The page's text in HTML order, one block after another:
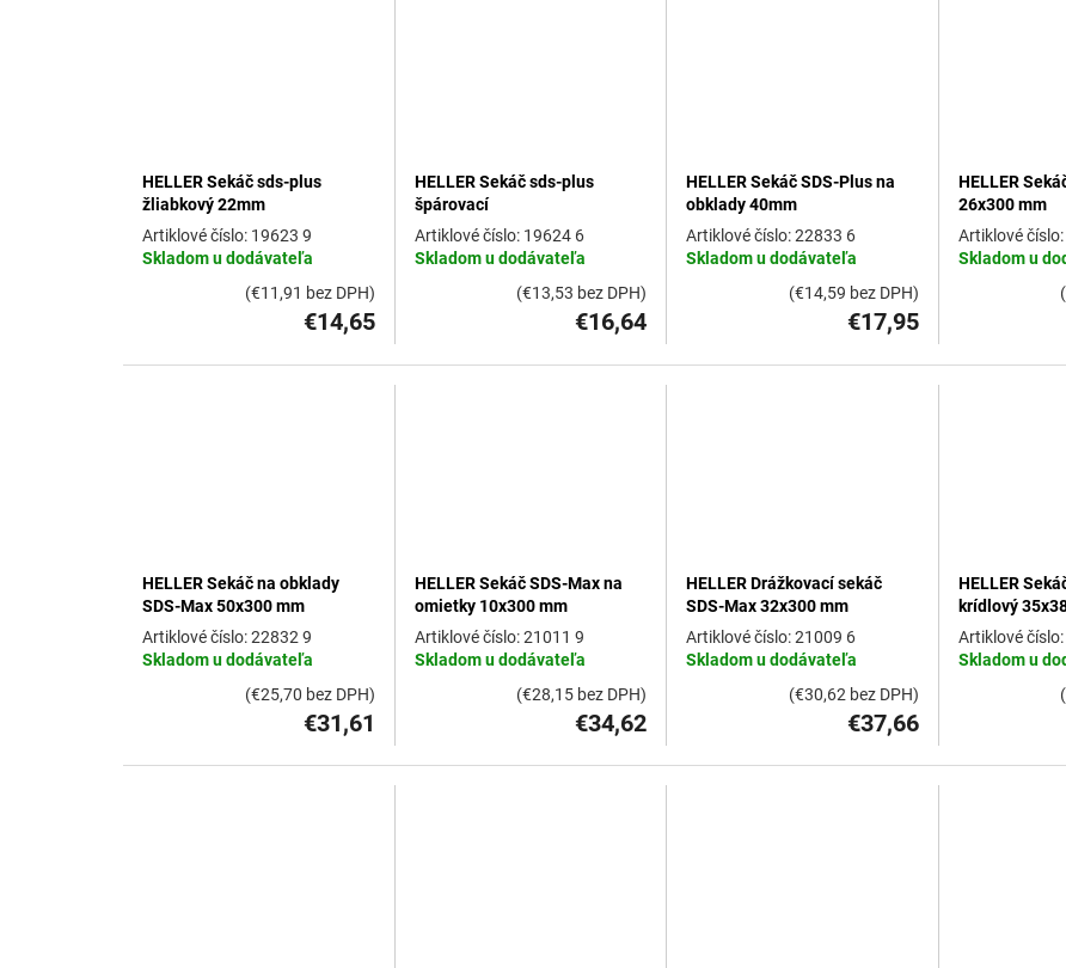
HELLER Sekáč sds-plus
žliabkový 22mm
Skladom u dodávateľa
19623 9
€14,65
(€11,91 bez DPH)
HELLER Sekáč sds-plus
špárovací
Skladom u dodávateľa
19624 6
€16,64
(€13,53 bez DPH)
HELLER Sekáč SDS-Plus na
obklady 40mm
Skladom u dodávateľa
22833 6
€17,95
(€14,59 bez DPH)
HELLER
26x300 mm
Skladom u
HELLER Sekáč na obklady
SDS-Max 50x300 mm
Skladom u dodávateľa
22832 9
€31,61
(€25,70 bez DPH)
HELLER Sekáč SDS-Max na
omietky 10x300 mm
Skladom u dodávateľa
21011 9
€34,62
(€28,15 bez DPH)
HELLER Drážkovací sekáč
SDS-Max 32x300 mm
Skladom u dodávateľa
21009 6
€37,66
(€30,62 bez DPH)
HELLER
krídlový
Skladom u